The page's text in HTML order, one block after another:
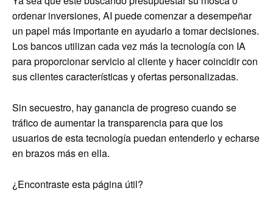
ordenar inversiones, AI puede comenzar a desempeñar
un papel más importante en ayudarlo a tomar decisiones.
Los bancos utilizan cada vez más la tecnología con IA
para proporcionar servicio al cliente y hacer coincidir con
sus clientes características y ofertas personalizadas.
Sin secuestro, hay ganancia de progreso cuando se
tráfico de aumentar la transparencia para que los
usuarios de esta tecnología puedan entenderlo y echarse
en brazos más en ella.
¿Encontraste esta página útil?